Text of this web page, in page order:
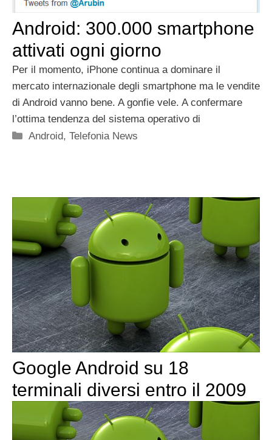
Android: 300.000 smartphone
attivati ogni giorno
Per il momento, iPhone continua a dominare il
mercato internazionale degli smartphone ma le vendite
di Android vanno bene. A gonfie vele. A confermare
l’ottima tendenza del sistema operativo di
Categorie
Android,Telefonia News
Google Android su 18
terminali diversi entro il 2009